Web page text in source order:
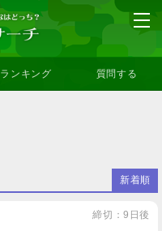
ランキング 質問する
新着順
締切：9日後